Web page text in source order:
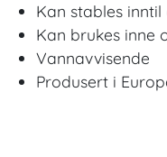
Kan stables inntil
Kan brukes inne
Vannavvisende
Produsert i